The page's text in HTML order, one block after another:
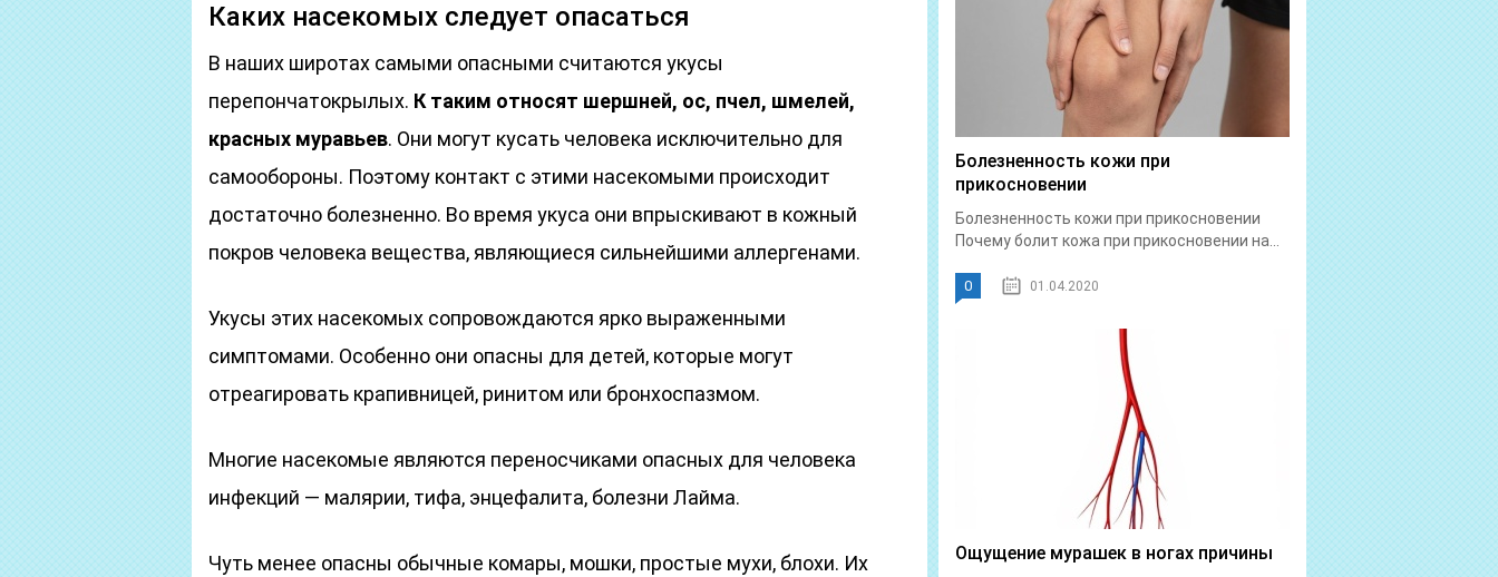
Каких насекомых следует опасаться
В наших широтах самыми опасными считаются укусы
перепончатокрылых. К таким относят шершней, ос, пчел, шмелей,
красных муравьев. Они могут кусать человека исключительно для
самообороны. Поэтому контакт с этими насекомыми происходит
достаточно болезненно. Во время укуса они впрыскивают в кожный
покров человека вещества, являющиеся сильнейшими аллергенами.
Укусы этих насекомых сопровождаются ярко выраженными
симптомами. Особенно они опасны для детей, которые могут
отреагировать крапивницей, ринитом или бронхоспазмом.
Многие насекомые являются переносчиками опасных для человека
инфекций — малярии, тифа, энцефалита, болезни Лайма.
Чуть менее опасны обычные комары, мошки, простые мухи, блохи. Их
Болезненность кожи при
прикосновении
Болезненность кожи при прикосновении
Почему болит кожа при прикосновении на...
0 01.04.2020
Ощущение мурашек в ногах причины